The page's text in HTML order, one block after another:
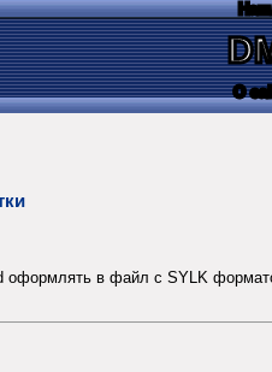
О
оформлять в файл с SYLK